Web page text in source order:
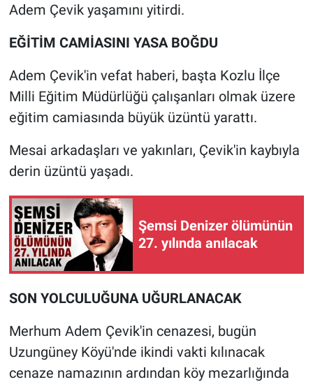
Adem Çevik yaşamını yitirdi.
EĞİTİM CAMİASINI YASA BOĞDU
Adem Çevik'in vefat haberi, başta Kozlu İlçe
Milli Eğitim Müdürlüğü çalışanları olmak üzere
eğitim camiasında büyük üzüntü yarattı.
Mesai arkadaşları ve yakınları, Çevik'in kaybıyla
derin üzüntü yaşadı.
Şemsi Denizer ölümünün
27. yılında anılacak
SON YOLCULUĞUNA UĞURLANACAK
Merhum Adem Çevik'in cenazesi, bugün
Uzungüney Köyü'nde ikindi vakti kılınacak
cenaze namazının ardından köy mezarlığında